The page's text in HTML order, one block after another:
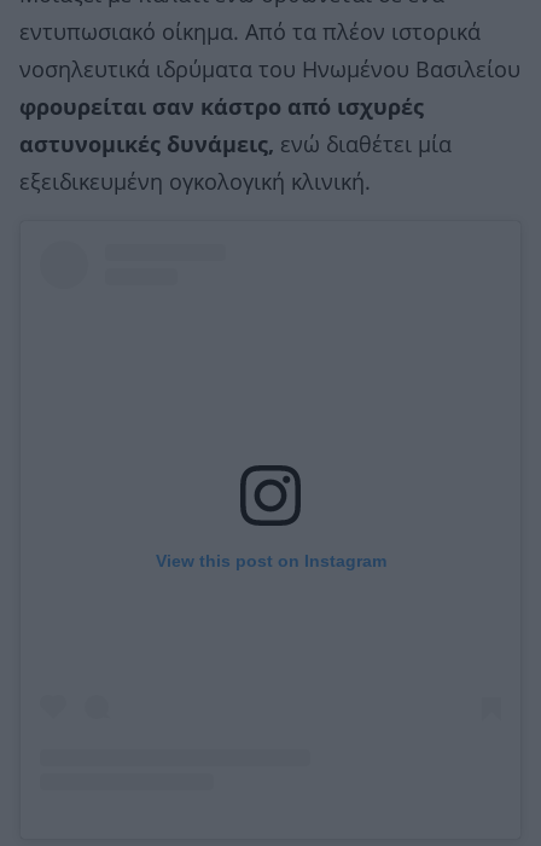
εντυπωσιακό οίκημα. Από τα πλέον ιστορικά
νοσηλευτικά ιδρύματα του Ηνωμένου Βασιλείου
φρουρείται σαν κάστρο από ισχυρές
αστυνομικές δυνάμεις, ενώ διαθέτει μία
εξειδικευμένη ογκολογική κλινική.
View this post on Instagram